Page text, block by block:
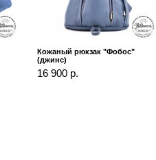
Кожаный рюкзак "Фобос"
(джинс)
16 900 р.